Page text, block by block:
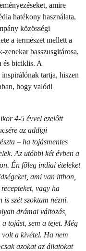
amire
hatékony használata,
közösségi
a természet mellett a
basszusgitárosa,
és biciklis. A
tartja, hiszen
hogy valódi
4-5 évvel ezelőtt
az addigi
– ha tojásmentes
Az utóbbi két évben a
Én főleg indiai ételeket
ami van itthon,
vagy ha
szét szoktam nézni.
drámai változás,
a tojást, sem a tejet. Még
a kivétel. Ha nem
azokat az állatokat